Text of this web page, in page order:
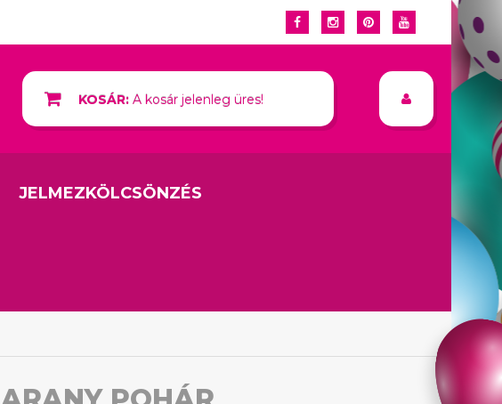
KOSÁR: A kosár jelenleg üres!
JELMEZKÖLCSÖNZÉS